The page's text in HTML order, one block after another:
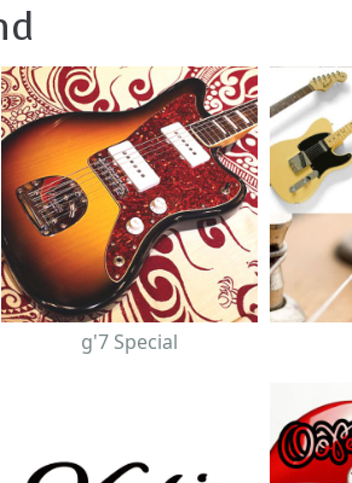
g'7 Special